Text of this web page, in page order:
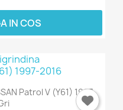
IN COS
Patrol V (Y61) 1997-